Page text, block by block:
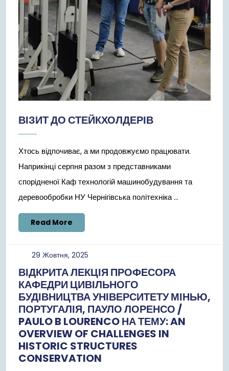
ВІЗИТ ДО СТЕЙКХОЛДЕРІВ
Хтось відпочиває, а ми продовжуємо працювати.
Наприкінці серпня разом з представниками
спорідненої Каф технологій машинобудування та
деревообробки НУ Чернігівська політехніка ...
Read More
More
29 Жовтня, 202529
2025
ВІДКРИТА ЛЕКЦІЯ ПРОФЕСОРА
КАФЕДРИ ЦИВІЛЬНОГО
БУДІВНИЦТВА УНІВЕРСИТЕТУ МІНЬЮ,
ПОРТУГАЛІЯ, ПАУЛО ЛОРЕНСО /
PAULO B LOURENCO НА ТЕМУ: AN
OVERVIEW OF CHALLENGES IN
HISTORIC STRUCTURES
CONSERVATION